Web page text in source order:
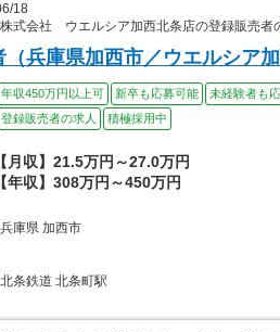
18
式会社 ウエルシア加西北条店の登録販売者
兵庫県加西市／ウエルシア加
年収450万円以上可 新卒も応募可能 未経験者も
登録販売者の求人
積極採用中
【月収】21.5万円～27.0万円
【年収】308万円～450万円
兵庫県 加西市
北条鉄道 北条町駅